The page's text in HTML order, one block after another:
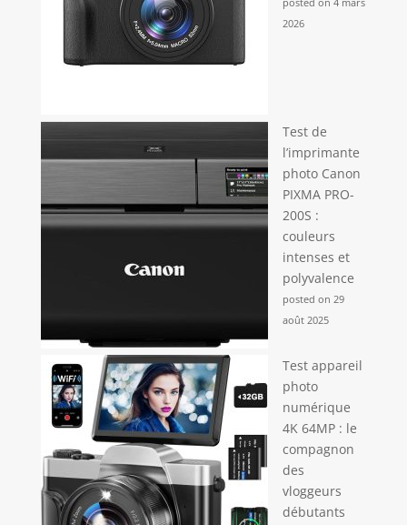
2026
Test de
l’imprimante
photo Canon
PIXMA PRO-
200S :
couleurs
intenses et
polyvalence
posted on 29
août 2025
Test appareil
photo
numérique
4K 64MP : le
compagnon
des
vloggeurs
débutants